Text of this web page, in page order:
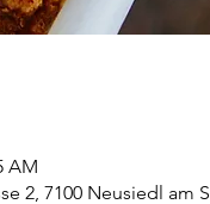
AM
2, 7100 Neusiedl am